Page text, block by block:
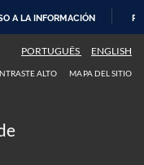
A LA INFORMACIÓN
PORTUGUÊS ENGLISH
ALTO MAPA DEL SITIO